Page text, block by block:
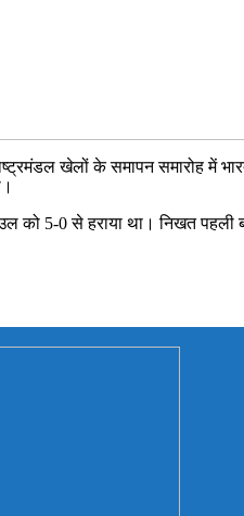
खेलों के समापन समारोह में
को 5-0 से हराया था। निखत पहली